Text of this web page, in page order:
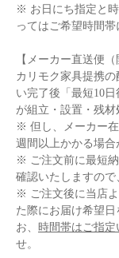
※ お日にち指定と
ってはご希望時間帯
【メーカー直送便
カリモク家具提携
い完了後「最短10
が組立・設置・残材
※ 但し、メーカー
週間以上かかる場合
※ ご注文前に最短
確認いたしますので
※ ご注文後に当店
た際にお届け希望
お、 時間帯はご指
せ。